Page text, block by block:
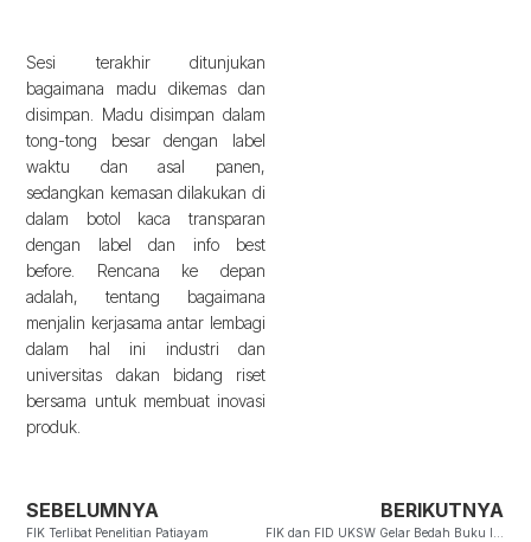
Sesi terakhir ditunjukan
bagaimana madu dikemas dan
disimpan. Madu disimpan dalam
tong-tong besar dengan label
waktu dan asal panen,
sedangkan kemasan dilakukan di
dalam botol kaca transparan
dengan label dan info best
before. Rencana ke depan
adalah, tentang bagaimana
menjalin kerjasama antar lembagi
dalam hal ini industri dan
universitas dakan bidang riset
bersama untuk membuat inovasi
produk.
SEBELUMNYA
FIK Terlibat Penelitian Patiayam
BERIKUTNYA